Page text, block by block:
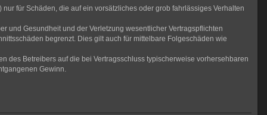
für Schäden, die auf ein vorsätzliches oder grob fahrlässiges Verhalten
und Gesundheit und der Verletzung wesentlicher Vertragspflichten
begrenzt. Dies gilt auch für mittelbare Folgeschäden wie
des Betreibers auf die bei Vertragsschluss typischerweise vorhersehbaren
Gewinn.